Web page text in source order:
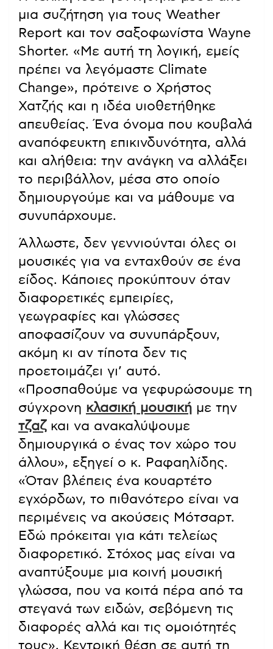
μια συζήτηση για τους Weather
Report και τον σαξοφωνίστα Wayne
Shorter. «Με αυτή τη λογική, εμείς
πρέπει να λεγόμαστε Climate
Change», πρότεινε ο Χρήστος
Χατζής και η ιδέα υιοθετήθηκε
απευθείας. Ένα όνομα που κουβαλά
αναπόφευκτη επικινδυνότητα, αλλά
και αλήθεια: την ανάγκη να αλλάξει
το περιβάλλον, μέσα στο οποίο
δημιουργούμε και να μάθουμε να
συνυπάρχουμε.
Άλλωστε, δεν γεννιούνται όλες οι
μουσικές για να ενταχθούν σε ένα
είδος. Κάποιες προκύπτουν όταν
διαφορετικές εμπειρίες,
γεωγραφίες και γλώσσες
αποφασίζουν να συνυπάρξουν,
ακόμη κι αν τίποτα δεν τις
προετοιμάζει γι’ αυτό.
«Προσπαθούμε να γεφυρώσουμε τη
σύγχρονη κλασική μουσική με την
τζαζκαι να ανακαλύψουμε
δημιουργικά ο ένας τον χώρο του
άλλου», εξηγεί ο κ. Ραφαηλίδης.
«Όταν βλέπεις ένα κουαρτέτο
εγχόρδων, το πιθανότερο είναι να
περιμένεις να ακούσεις Μότσαρτ.
Εδώ πρόκειται για κάτι τελείως
διαφορετικό. Στόχος μας είναι να
αναπτύξουμε μια κοινή μουσική
γλώσσα, που να κοιτά πέρα από τα
στεγανά των ειδών, σεβόμενη τις
διαφορές αλλά και τις ομοιότητές
τους». Κεντρική θέση σε αυτή τη